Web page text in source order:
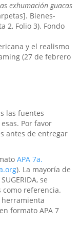
exhumación guacas
Bienes-
2, Folio 3). Fondo
y el realismo
(27 de febrero
las fuentes
Por favor
antes de entregar
APA 7a.
). La mayoría de
se
referencia.
formato APA 7